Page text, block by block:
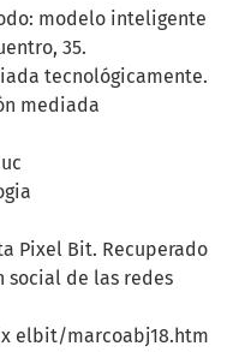
modelo inteligente
35.
tecnológicamente.
mediada
Pixel Bit. Recuperado
social de las redes
elbit/marcoabj18.htm